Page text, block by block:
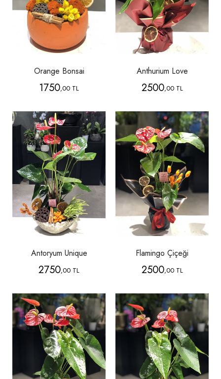
Orange Bonsai
1750,00 TL
Anthurium Love
2500,00 TL
Antoryum Unique
2750,00 TL
Flamingo Çiçeği
2500,00 TL